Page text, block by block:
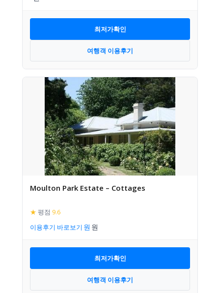
최저가확인
여행객 이용후기
Moulton Park Estate – Cottages
★ 평점 9.6
이용후기 바로보기
최저가확인
여행객 이용후기